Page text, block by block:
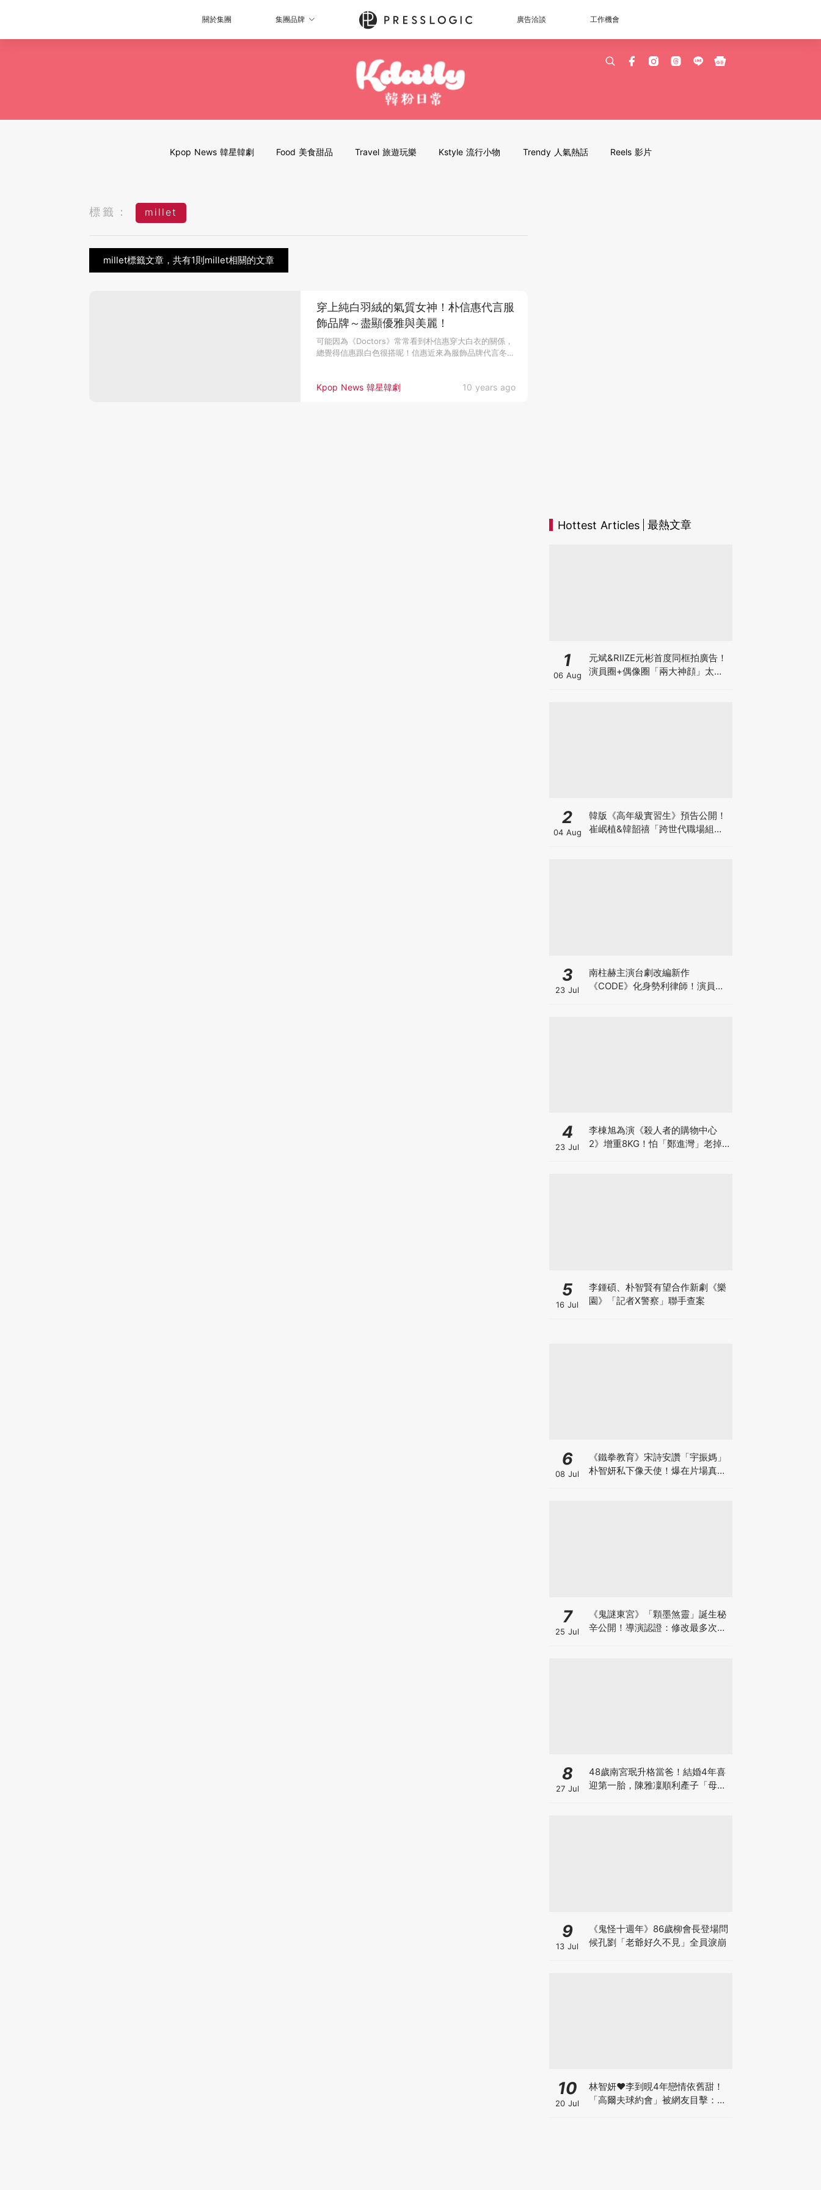
關於集團 集團品牌 廣告洽談 工作機會
Kpop News 韓星韓劇 Food 美食甜品 Travel 旅遊玩樂 Kstyle 流行小物 Trendy 人氣熱話 Reels 影片
標籤： millet
millet標籤文章，共有1則millet相關的文章
Kpop News 韓星韓劇 10 years ago
穿上純白羽絨的氣質女神！朴信惠代言服
飾品牌～盡顯優雅與美麗！
可能因為《Doctors》常常看到朴信惠穿大白衣的關係，
總覺得信惠跟白色很搭呢！信惠近來為服飾品牌代言冬季
Hottest Articles 最熱文章
1
06 Aug
元斌&RIIZE元彬首度同框拍廣告！
演員圈+偶像圈「兩大神顔」太養
2
04 Aug
韓版《高年級實習生》預告公開！
崔岷植&韓韶禧「跨世代職場組
3
23 Jul
南柱赫主演台劇改編新作
《CODE》化身勢利律師！演員陣
4
23 Jul
李棟旭為演《殺人者的購物中心
2》增重8KG！怕「鄭進灣」老掉
5
16 Jul
李鍾碩、朴智賢有望合作新劇《樂
園》「記者X警察」聯手查案
6
08 Jul
《鐵拳教育》宋詩安讚「宇振媽」
朴智妍私下像天使！爆在片場真的
7
25 Jul
《鬼謎東宮》「顆墨煞靈」誕生秘
辛公開！導演認證：修改最多次的
8
27 Jul
48歲南宮珉升格當爸！結婚4年喜
迎第一胎，陳雅凜順利產子「母子
9
13 Jul
《鬼怪十週年》86歲柳會長登場問
候孔劉「老爺好久不見」全員淚崩
10
20 Jul
林智妍♥李到晛4年戀情依舊甜！
「高爾夫球約會」被網友目擊：還